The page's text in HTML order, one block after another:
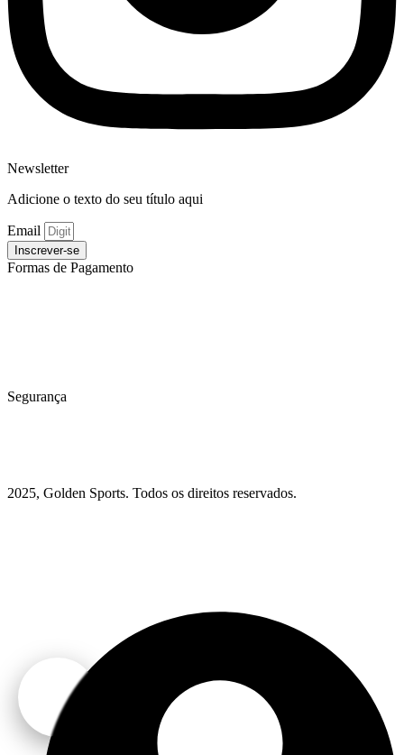
Newsletter
Adicione o texto do seu título aqui
Email
Inscrever-se
Formas de Pagamento
Segurança
2025, Golden Sports. Todos os direitos reservados.